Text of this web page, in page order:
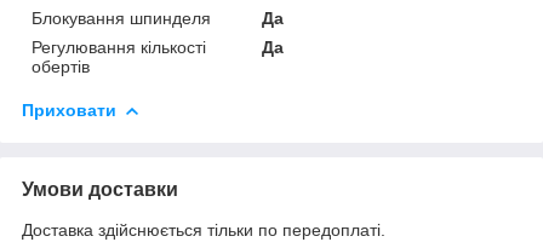
Блокування шпинделя
Да
Регулювання кількості
обертів
Да
Приховати
Умови доставки
Доставка здійснюється тільки по передоплаті.